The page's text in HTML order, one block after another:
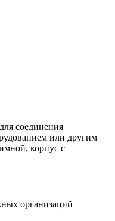
соединения
или другим
корпус с
организаций